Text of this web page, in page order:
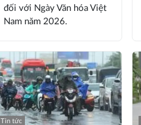
đối với Ngày Văn hóa Việt
Nam năm 2026.
Tin tức